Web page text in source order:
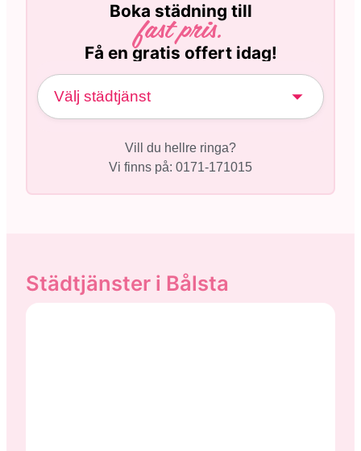
Boka städning till
fast pris.
Få en gratis offert idag!
Vill du hellre ringa?
Vi finns på: 0171-171015
Städtjänster i Bålsta